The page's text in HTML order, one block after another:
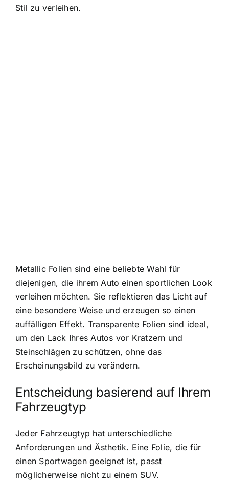
Stil zu verleihen.
Metallic Folien sind eine beliebte Wahl für
diejenigen, die ihrem Auto einen sportlichen Look
verleihen möchten. Sie reflektieren das Licht auf
eine besondere Weise und erzeugen so einen
auffälligen Effekt. Transparente Folien sind ideal,
um den Lack Ihres Autos vor Kratzern und
Steinschlägen zu schützen, ohne das
Erscheinungsbild zu verändern.
Entscheidung basierend auf Ihrem
Fahrzeugtyp
Jeder Fahrzeugtyp hat unterschiedliche
Anforderungen und Ästhetik. Eine Folie, die für
einen Sportwagen geeignet ist, passt
möglicherweise nicht zu einem SUV.